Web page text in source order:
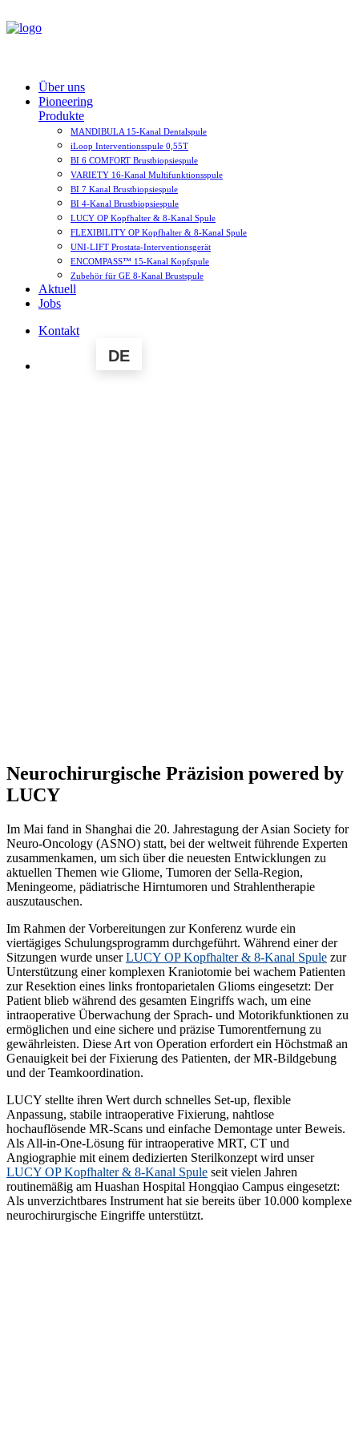
Über uns
Pioneering
Produkte
MANDIBULA 15-Kanal Dentalspule
iLoop Interventionsspule 0,55T
BI 6 COMFORT Brustbiopsiespule
VARIETY 16-Kanal Multifunktionsspule
BI 7 Kanal Brustbiopsiespule
BI 4-Kanal Brustbiopsiespule
LUCY OP Kopfhalter & 8-Kanal Spule
FLEXIBILITY OP Kopfhalter & 8-Kanal Spule
UNI-LIFT Prostata­-Interventionsgerät
ENCOMPASS™ 15-Kanal Kopfspule
Zubehör für GE 8-Kanal Brustspule
Aktuell
Jobs
Kontakt
DE
Neurochirurgische Präzision powered by
LUCY
Im Mai fand in Shanghai die 20. Jahrestagung der Asian Society for
Neuro-Oncology (ASNO) statt, bei der weltweit führende Experten
zusammenkamen, um sich über die neuesten Entwicklungen zu
aktuellen Themen wie Gliome, Tumoren der Sella-Region,
Meningeome, pädiatrische Hirntumoren und Strahlentherapie
auszutauschen.
Im Rahmen der Vorbereitungen zur Konferenz wurde ein
viertägiges Schulungsprogramm durchgeführt. Während einer der
Sitzungen wurde unserLUCY OP Kopfhalter & 8-Kanal Spule zur
Unterstützung einer komplexen Kraniotomie bei wachem Patienten
zur Resektion eines links frontoparietalen Glioms eingesetzt: Der
Patient blieb während des gesamten Eingriffs wach, um eine
intraoperative Überwachung der Sprach- und Motorikfunktionen zu
ermöglichen und eine sichere und präzise Tumorentfernung zu
gewährleisten. Diese Art von Operation erfordert ein Höchstmaß an
Genauigkeit bei der Fixierung des Patienten, der MR-Bildgebung
und der Teamkoordination.
LUCY stellte ihren Wert durch schnelles Set-up, flexible
Anpassung, stabile intraoperative Fixierung, nahtlose
hochauflösende MR-Scans und einfache Demontage unter Beweis.
Als All-in-One-Lösung für intraoperative MRT, CT und
Angiographie mit einem dedizierten Sterilkonzept wird unser
LUCY OP Kopfhalter & 8-Kanal Spule seit vielen Jahren
routinemäßig am Huashan Hospital Hongqiao Campus eingesetzt:
Als unverzichtbares Instrument hat sie bereits über 10.000 komplexe
neurochirurgische Eingriffe unterstützt.